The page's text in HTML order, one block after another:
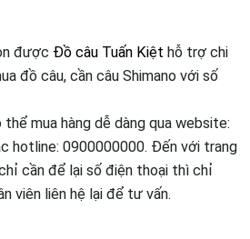
được Đồ câu Tuấn Kiệt hỗ trợ chi
đồ câu, cần câu Shimano với số
mua hàng dễ dàng qua website:
hotline: 0900000000. Đến với trang
cần để lại số điện thoại thì chỉ
viên liên hệ lại để tư vấn.